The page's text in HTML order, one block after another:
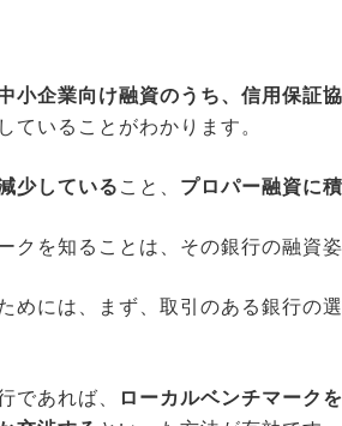
中小企業向け融資のうち、信用保証
ていることがわかります。
少している こと、 プロパー融資に
クを知ることは、その銀行の融資
めには、まず、取引のある銀行の
であれば、
ローカルベンチマーク